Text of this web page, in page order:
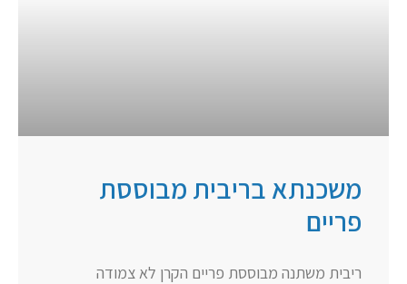
משכנתא בריבית מבוססת
פריים
ריבית משתנה מבוססת פריים הקרן לא צמודה